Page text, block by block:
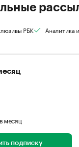
РБК Аналитика
в месяц
подписку